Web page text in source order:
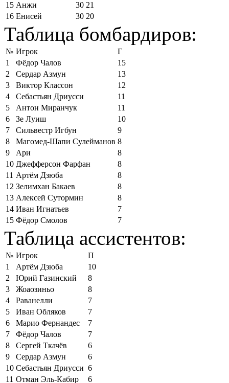
15 Анжи 30 21
16 Енисей 30 20
Таблица бомбардиров:
№ Игрок
Г
1
Фёдор Чалов
15
2
Сердар Азмун
13
3
Виктор Классон
12
4
Себастьян Дриусси
11
5
Антон Миранчук
11
6
Зе Луиш
10
7
Сильвестр Игбун
9
8
Магомед-Шапи Сулейманов 8
9
Ари
8
10 Джефферсон Фарфан
8
11 Артём Дзюба
8
12 Зелимхан Бакаев
8
13 Алексей Сутормин
8
14 Иван Игнатьев
7
15 Фёдор Смолов 7
Таблица ассистентов:
№ Игрок
П
1
Артём Дзюба
10
2
Юрий Газинский
8
3
Жоаозиньо
8
4
Раванелли
7
5
Иван Обляков
7
6
Марио Фернандес
7
7
Фёдор Чалов
7
8
Сергей Ткачёв
6
9
Сердар Азмун
6
10 Себастьян Дриусси 6
11 Отман Эль-Кабир
6